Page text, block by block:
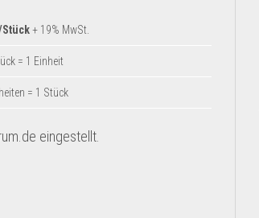
Stück+ 19% MwSt.
= 1 Einheit
= 1 Stück
eingestellt.